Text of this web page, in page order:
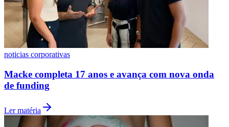
noticias corporativas
Macke completa 17 anos e avança com nova onda
de funding
Ler matéria